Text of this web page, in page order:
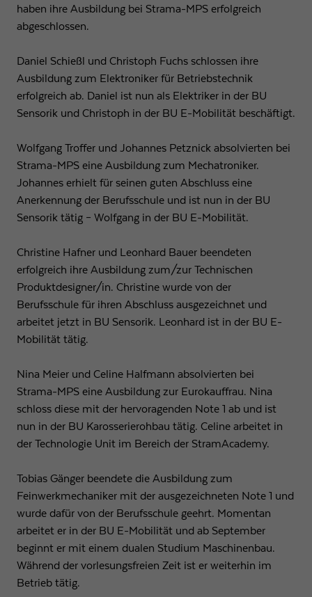
haben ihre Ausbildung bei Strama-MPS erfolgreich
abgeschlossen.
Daniel Schießl und Christoph Fuchs schlossen ihre
Ausbildung zum Elektroniker für Betriebstechnik
erfolgreich ab. Daniel ist nun als Elektriker in der BU
Sensorik und Christoph in der BU E-Mobilität beschäftigt.
Wolfgang Troffer und Johannes Petznick absolvierten bei
Strama-MPS eine Ausbildung zum Mechatroniker.
Johannes erhielt für seinen guten Abschluss eine
Anerkennung der Berufsschule und ist nun in der BU
Sensorik tätig – Wolfgang in der BU E-Mobilität.
Christine Hafner und Leonhard Bauer beendeten
erfolgreich ihre Ausbildung zum/zur Technischen
Produktdesigner/in. Christine wurde von der
Berufsschule für ihren Abschluss ausgezeichnet und
arbeitet jetzt in BU Sensorik. Leonhard ist in der BU E-
Mobilität tätig.
Nina Meier und Celine Halfmann absolvierten bei
Strama-MPS eine Ausbildung zur Eurokauffrau. Nina
schloss diese mit der hervoragenden Note 1 ab und ist
nun in der BU Karosserierohbau tätig. Celine arbeitet in
der Technologie Unit im Bereich der StramAcademy.
Tobias Gänger beendete die Ausbildung zum
Feinwerkmechaniker mit der ausgezeichneten Note 1 und
wurde dafür von der Berufsschule geehrt. Momentan
arbeitet er in der BU E-Mobilität und ab September
beginnt er mit einem dualen Studium Maschinenbau.
Während der vorlesungsfreien Zeit ist er weiterhin im
Betrieb tätig.
Anbieter Google LLC
Zweck
Wird von Google Analytics verwendet, um die
Anbieter Google LLC
Registriert eine eindeutige ID, die verwendet wird,
Website nutzt, zu generieren.